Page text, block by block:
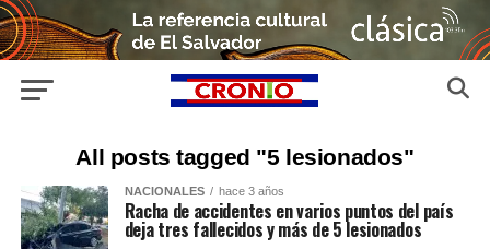
All posts tagged "5 lesionados"
NACIONALES hace 3 años
Racha de accidentes en varios puntos del país
deja tres fallecidos y más de 5 lesionados